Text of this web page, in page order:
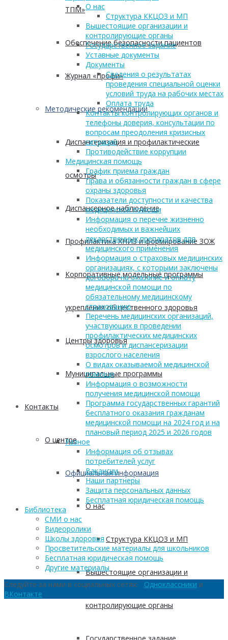
ТПМ»
Обеспечение безопасности пациентов
Журнал «Профи»
Методические рекомендации
Диспансеризация и профилактические
осмотры
Диспансерное наблюдение
Профилактика ХНИЗ и формирование ЗОЖ
Корпоративные модельные программы
укрепления общественного здоровья
Центры здоровья
Муниципальные программы
Контакты
О центре
Официальная информация
О нас
Структура ККЦОЗ и МП
Вышестоящие организации и
контролирующие органы
О нас
Структура ККЦОЗ и МП
Вышестоящие организации и
контролирующие органы
Государственное задание
Уставные документы
Документы
Сведения о результатах
проведения специальной оценки
условий труда на рабочих местах
Оплата труда
Контакты контролирующих органов и
телефоны доверия, консультации по
вопросам преодоления кризисных
ситуаций
Противодействие коррупции
Медицинская помощь
График приема граждан
Права и обязанности граждан в сфере
охраны здоровья
Показатели доступности и качества
медицинской помощи
Информация о перечне жизненно
необходимых и важнейших
лекарственных препаратов для
медицинского применения
Информация о страховых медицинских
организациях, с которыми заключены
договора на оказание и оплату
медицинской помощи по
обязательному медицинскому
страхованию
Перечень медицинских организаций,
участвующих в проведении
профилактических медицинских
осмотров и диспансеризации
взрослого населения
О видах оказываемой медицинской
помощи
Информация о возможности
получения медицинской помощи
Программа государственных гарантий
бесплатного оказания гражданам
медицинской помощи на 2024 год и на
плановый период 2025 и 2026 годов
Разное
Информация об отзывах
потребителей услуг
Вакансии
Наши партнеры
Защита персональных данных
Бесплатная юридическая помощь
Библиотека
СМИ о нас
Видеоролики
Школы здоровья
Просветительские материалы для школьников
Бесплатная юридическая помощь
Другие материалы
Следуйте за нами в социальных сетях: Одноклассники и
ВКонтакте